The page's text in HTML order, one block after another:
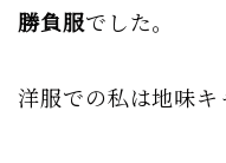
勝負服でした。
洋服での私は地味キ